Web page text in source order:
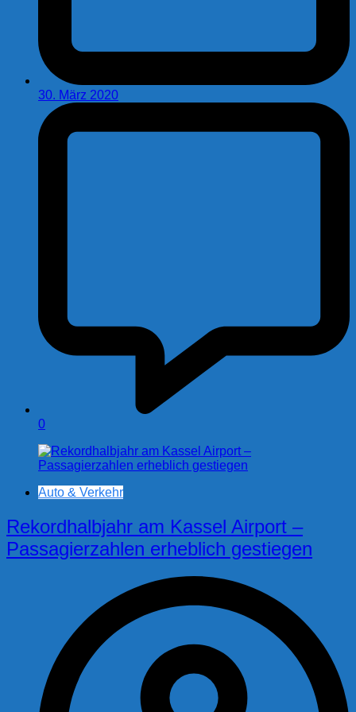
30. März 2020
0
Auto & Verkehr
Rekordhalbjahr am Kassel Airport –
Passagierzahlen erheblich gestiegen